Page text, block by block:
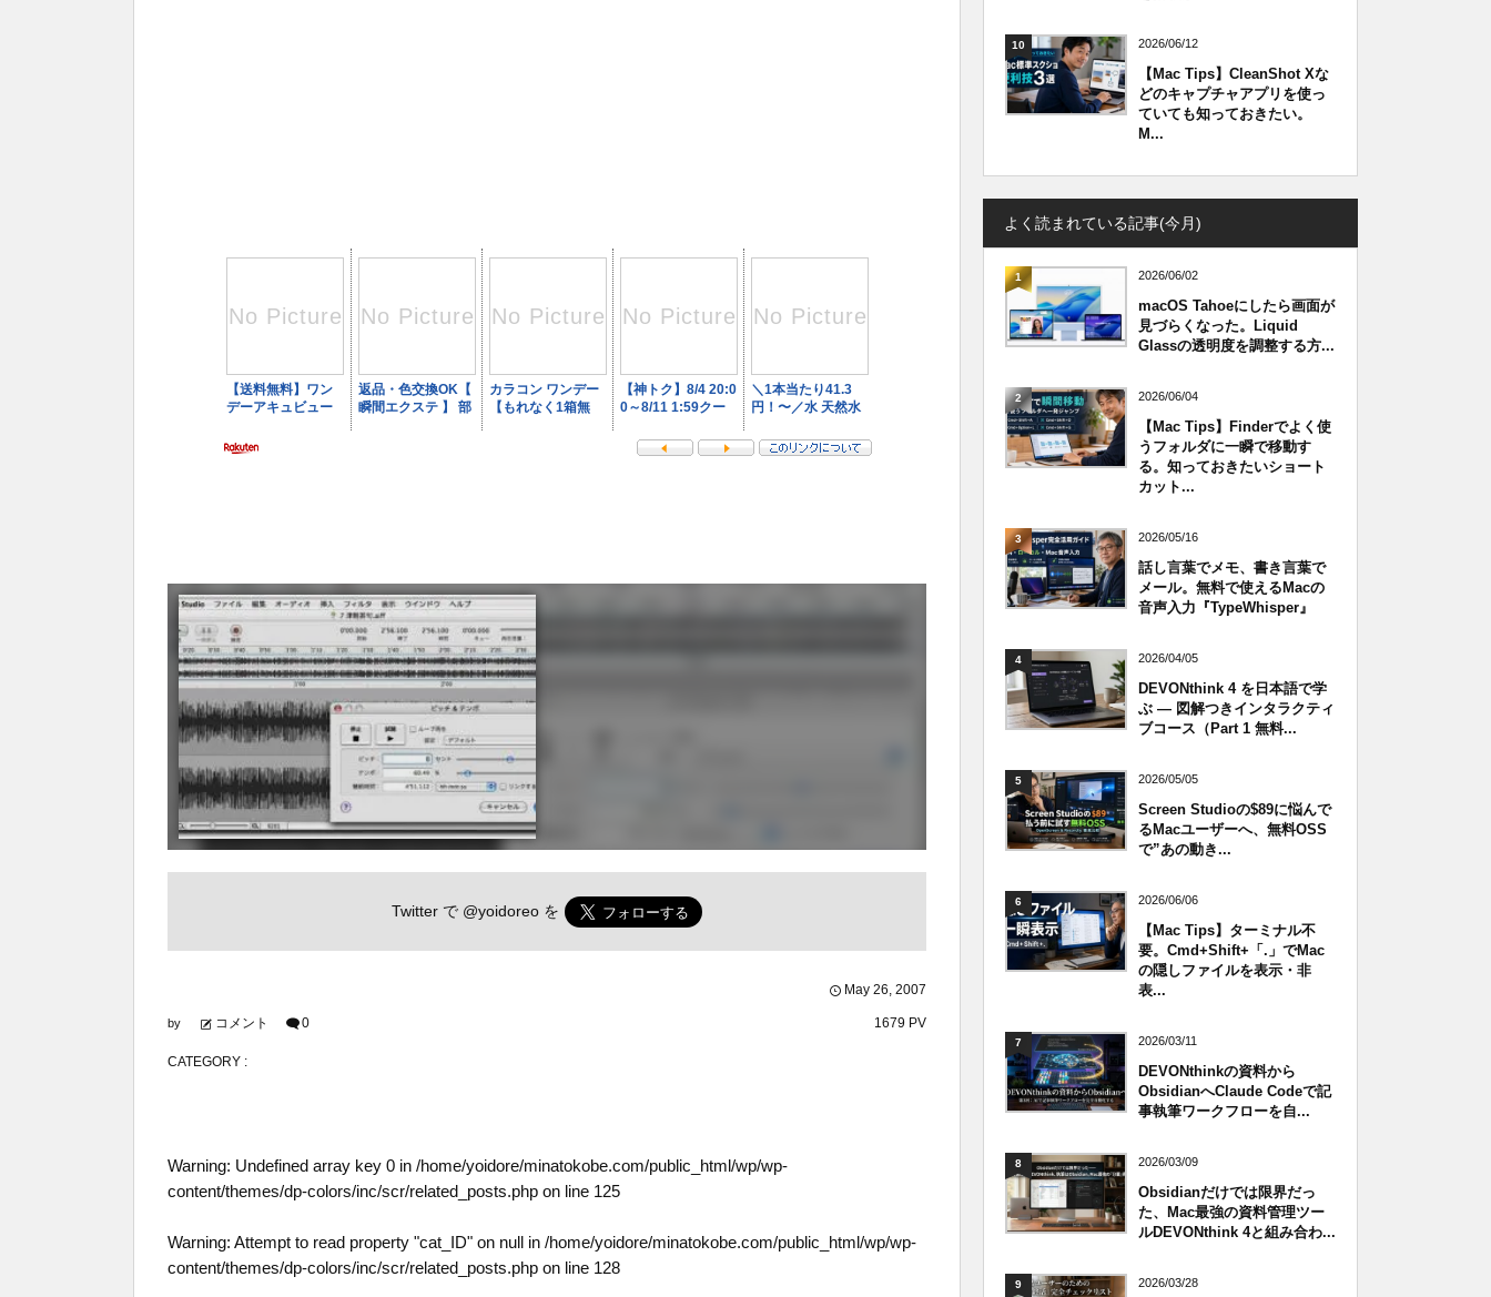
Twitter で @yoidoreo を
May 26 2007
by コメント 0 1679 PV
CATEGORY :
Warning: Undefined array key 0 in /home/yoidore/minatokobe.com/public_html/wp/wp-
content/themes/dp-colors/inc/scr/related_posts.php on line 125
Warning: Attempt to read property "cat_ID" on null in /home/yoidore/minatokobe.com/public_html/wp/wp-
content/themes/dp-colors/inc/scr/related_posts.php on line 128
10 2026/06/12
【Mac Tips】CleanShot Xな
どのキャプチャアプリを使っ
ていても知っておきたい。
M...
よく読まれている記事(今月)
1 2026/06/02
macOS Tahoeにしたら画面が
見づらくなった。Liquid
Glassの透明度を調整する方...
2 2026/06/04
【Mac Tips】Finderでよく使
うフォルダに一瞬で移動す
る。知っておきたいショート
カット...
3 2026/05/16
話し言葉でメモ、書き言葉で
メール。無料で使えるMacの
音声入力『TypeWhisper』
4 2026/04/05
DEVONthink 4 を日本語で学
ぶ — 図解つきインタラクティ
ブコース（Part 1 無料...
5 2026/05/05
Screen Studioの$89に悩んで
るMacユーザーへ、無料OSS
で”あの動き...
6 2026/06/06
【Mac Tips】ターミナル不
要。Cmd+Shift+「.」でMac
の隠しファイルを表示・非
表...
7 2026/03/11
DEVONthinkの資料から
ObsidianへClaude Codeで記
事執筆ワークフローを自...
8 2026/03/09
Obsidianだけでは限界だっ
た、Mac最強の資料管理ツー
ルDEVONthink 4と組み合わ...
9 2026/03/28